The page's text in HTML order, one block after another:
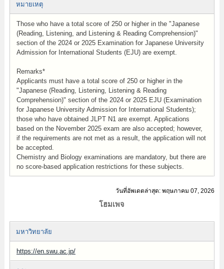
หมายเหตุ
Those who have a total score of 250 or higher in the "Japanese
(Reading, Listening, and Listening & Reading Comprehension)"
section of the 2024 or 2025 Examination for Japanese University
Admission for International Students (EJU) are exempt.
Remarks*
Applicants must have a total score of 250 or higher in the
"Japanese (Reading, Listening, Listening & Reading
Comprehension)" section of the 2024 or 2025 EJU (Examination
for Japanese University Admission for International Students);
those who have obtained JLPT N1 are exempt. Applications
based on the November 2025 exam are also accepted; however,
if the requirements are not met as a result, the application will not
be accepted.
Chemistry and Biology examinations are mandatory, but there are
no score-based application restrictions for these subjects.
วันที่อัพเดตล่าสุด: พฤษภาคม 07, 2026
โฮมเพจ
มหาวิทยาลัย
https://en.swu.ac.jp/